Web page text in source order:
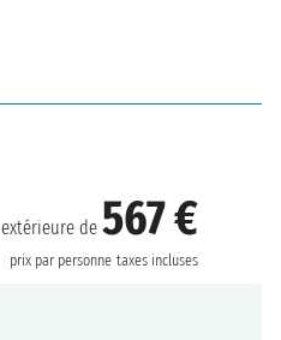
extérieure de567 €
prix par personne taxes incluses